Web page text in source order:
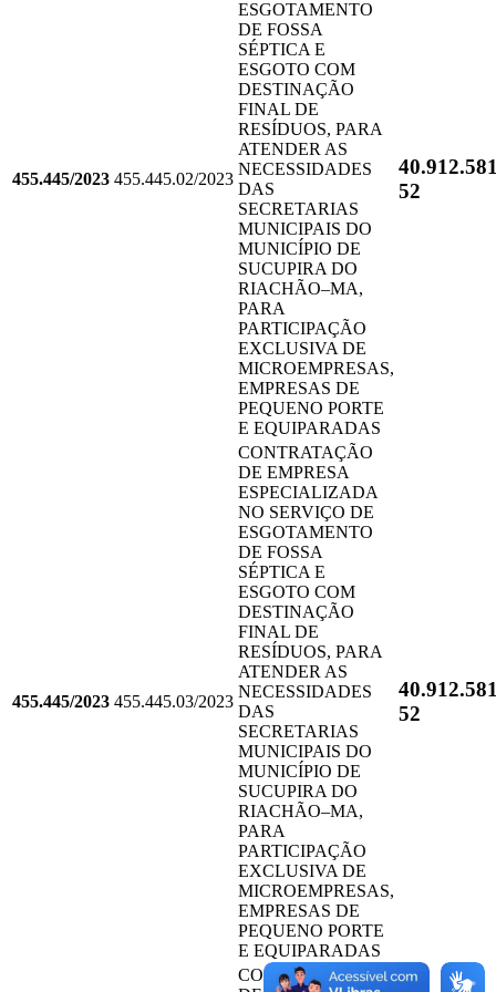
455.445/2023 455.445.02/2023
ESGOTAMENTO
DE FOSSA
SÉPTICA E
ESGOTO COM
DESTINAÇÃO
FINAL DE
RESÍDUOS, PARA
ATENDER AS
NECESSIDADES
DAS
SECRETARIAS
MUNICIPAIS DO
MUNICÍPIO DE
SUCUPIRA DO
RIACHÃO–MA,
PARA
PARTICIPAÇÃO
EXCLUSIVA DE
MICROEMPRESAS,
EMPRESAS DE
PEQUENO PORTE
E EQUIPARADAS
52
455.445/2023 455.445.03/2023
CONTRATAÇÃO
DE EMPRESA
ESPECIALIZADA
NO SERVIÇO DE
ESGOTAMENTO
DE FOSSA
SÉPTICA E
ESGOTO COM
DESTINAÇÃO
FINAL DE
RESÍDUOS, PARA
ATENDER AS
NECESSIDADES
DAS
SECRETARIAS
MUNICIPAIS DO
MUNICÍPIO DE
SUCUPIRA DO
RIACHÃO–MA,
PARA
PARTICIPAÇÃO
EXCLUSIVA DE
MICROEMPRESAS,
EMPRESAS DE
PEQUENO PORTE
E EQUIPARADAS
52
CONTRATAÇÃO